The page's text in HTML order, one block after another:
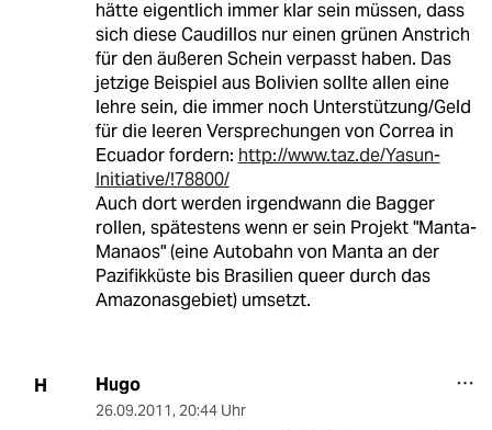
hätte eigentlich immer klar sein müssen, dass
sich diese Caudillos nur einen grünen Anstrich
für den äußeren Schein verpasst haben. Das
jetzige Beispiel aus Bolivien sollte allen eine
lehre sein, die immer noch Unterstützung/Geld
für die leeren Versprechungen von Correa in
Ecuador fordern: http://www.taz.de/Yasun-
Initiative/!78800/
Auch dort werden irgendwann die Bagger
rollen, spätestens wenn er sein Projekt "Manta-
Manaos" (eine Autobahn von Manta an der
Pazifikküste bis Brasilien queer durch das
Amazonasgebiet) umsetzt.
H Hugo
26.09.2011, 20:44 Uhr